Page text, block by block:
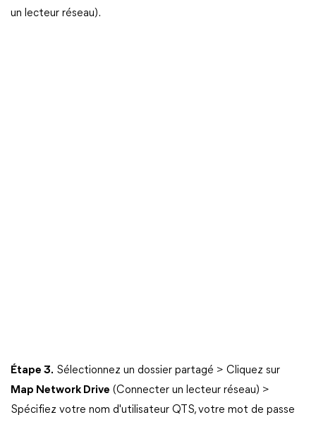
un lecteur réseau).
Étape 3. Sélectionnez un dossier partagé > Cliquez sur
Map Network Drive (Connecter un lecteur réseau) >
Spécifiez votre nom d'utilisateur QTS, votre mot de passe